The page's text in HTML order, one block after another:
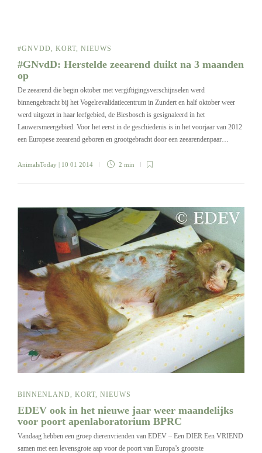
#GNVDD, KORT, NIEUWS
#GNvdD: Herstelde zeearend duikt na 3 maanden
op
De zeearend die begin oktober met vergiftigingsverschijnselen werd
binnengebracht bij het Vogelrevalidatiecentrum in Zundert en half oktober weer
werd uitgezet in haar leefgebied, de Biesbosch is gesignaleerd in het
Lauwersmeergebied. Voor het eerst in de geschiedenis is in het voorjaar van 2012
een Europese zeearend geboren en grootgebracht door een zeearendenpaar…
AnimalsToday | 10 01 2014 2 min
BINNENLAND KORT NIEUWS
EDEV ook in het nieuwe jaar weer maandelijks
voor poort apenlaboratorium BPRC
Vandaag hebben een groep dierenvrienden van EDEV – Een DIER Een VRIEND
samen met een levensgrote aap voor de poort van Europa’s grootste